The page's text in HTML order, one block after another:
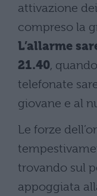
attivazione
compreso la
L’allarme
21.40,
telefonate
giovane e al
Le forze
trovando sul
appoggiata